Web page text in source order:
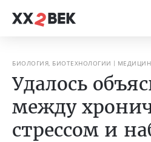
БИОЛОГИЯ, БИОТЕХНОЛОГИИ
Удалось
между
стрессом и